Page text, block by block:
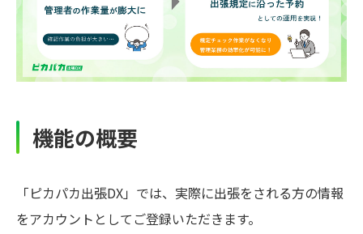
機能の概要
「ピカパカ出張DX」では、実際に出張をされる方の情報
をアカウントとしてご登録いただきます。